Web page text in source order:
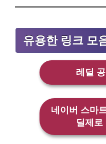
유용한 링크 모
레딜
네이버 스마
딜제로